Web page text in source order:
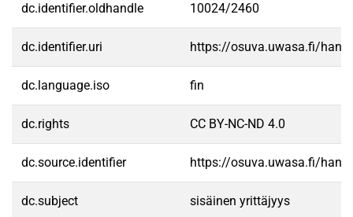
dc.identifier.oldhandle 10024/2460
dc.identifier.uri https://osuva.uwasa.fi/
dc.language.iso fin
dc.rights CC BY-NC-ND 4.0
dc.source.identifier https://osuva.uwasa.fi/
dc.subject sisäinen yrittäjyys